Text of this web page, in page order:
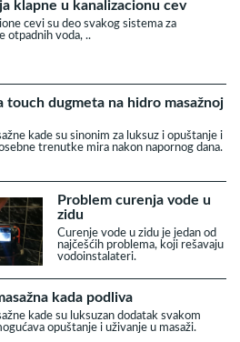
klapne u kanalizacionu cev
cevi su deo svakog sistema za
otpadnih voda, ..
touch dugmeta na hidro masažnoj
kade su sinonim za luksuz i opuštanje i
trenutke mira nakon napornog dana.
Problem curenja vode u
zidu
Curenje vode u zidu je jedan od
najčešćih problema, koji rešavaju
vodoinstalateri.
kada podliva
kade su luksuzan dodatak svakom
opuštanje i uživanje u masaži.